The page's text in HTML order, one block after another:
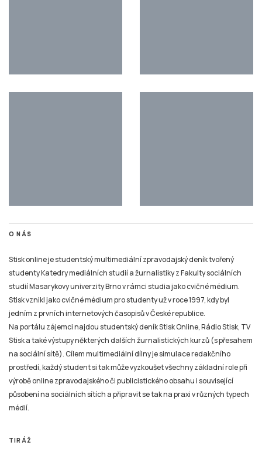
O NÁS
Stisk online je studentský multimediální zpravodajský deník tvořený
studenty Katedry mediálních studií a žurnalistiky z Fakulty sociálních
studií Masarykovy univerzity Brno v rámci studia jako cvičné médium.
Stisk vznikl jako cvičné médium pro studenty už v roce 1997, kdy byl
jedním z prvních internetových časopisů v České republice.
Na portálu zájemci najdou studentský deník Stisk Online, Rádio Stisk, TV
Stisk a také výstupy některých dalších žurnalistických kurzů (s přesahem
na sociální sítě). Cílem multimediální dílny je simulace redakčního
prostředí, každý student si tak může vyzkoušet všechny základní role při
výrobě online zpravodajského či publicistického obsahu i související
působení na sociálních sítích a připravit se tak na praxi v různých typech
médií.
TIRÁŽ